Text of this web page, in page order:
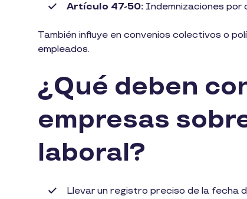
Artículo 47-50: Indemnizaciones por
También influye en convenios colectivos o
empleados.
¿Qué deben
empresas
laboral?
Llevar un registro preciso de la fecha